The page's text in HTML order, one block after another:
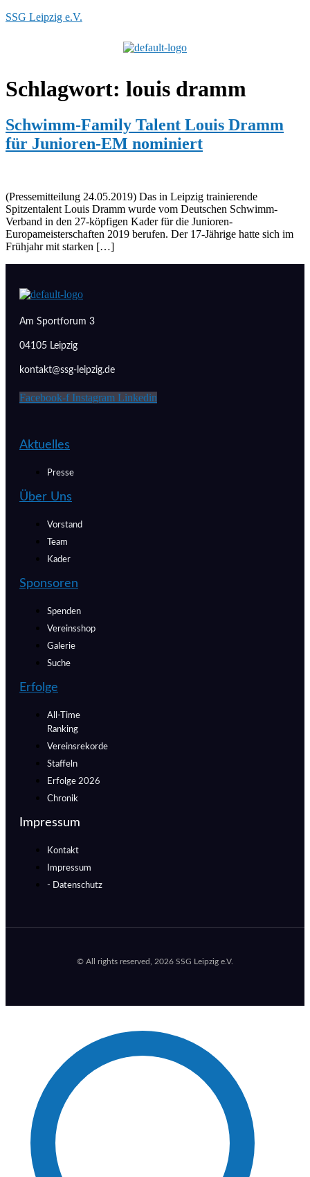
SSG Leipzig e.V.
Schlagwort: louis dramm
Schwimm-Family Talent Louis Dramm
für Junioren-EM nominiert
(Pressemitteilung 24.05.2019) Das in Leipzig trainierende
Spitzentalent Louis Dramm wurde vom Deutschen Schwimm-
Verband in den 27-köpfigen Kader für die Junioren-
Europameisterschaften 2019 berufen. Der 17-Jährige hatte sich im
Frühjahr mit starken […]
Am Sportforum 3
04105 Leipzig
kontakt@ssg-leipzig.de
Facebook-f Instagram Linkedin
Aktuelles
Presse
Über Uns
Vorstand
Team
Kader
Sponsoren
Spenden
Vereinsshop
Galerie
Suche
Erfolge
All-Time
Ranking
Vereinsrekorde
Staffeln
Erfolge 2026
Chronik
Impressum
Kontakt
Impressum
- Datenschutz
© All rights reserved, 2026 SSG Leipzig e.V.